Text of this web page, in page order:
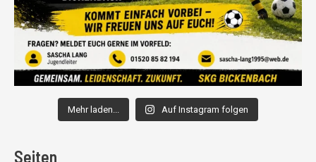
Mehr laden... Auf Instagram folgen
Seiten